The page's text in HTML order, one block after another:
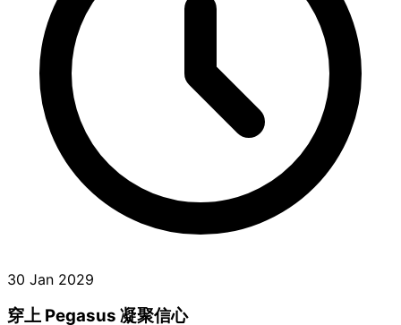
30 Jan 2029
穿上 Pegasus 凝聚信心